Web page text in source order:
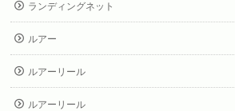
ランディングネット
ルアー
ルアーリール
ルアーリール